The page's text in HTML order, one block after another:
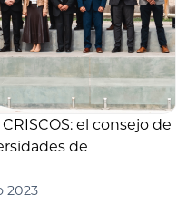
el consejo de
de
2023